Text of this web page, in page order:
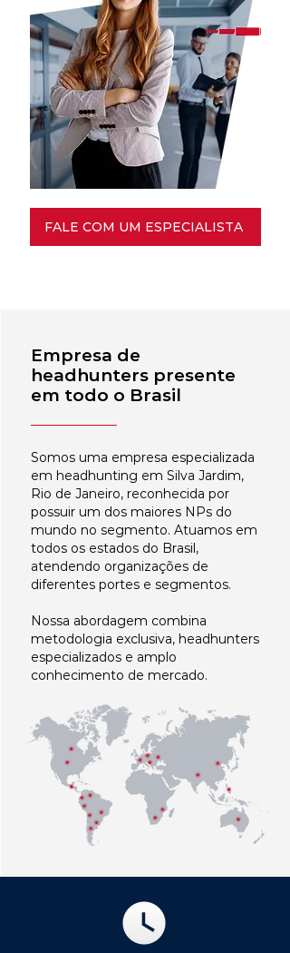
FALE COM UM ESPECIALISTA
Empresa de
headhunters presente
em todo o Brasil
Somos uma empresa especializada
em headhunting em Silva Jardim,
Rio de Janeiro, reconhecida por
possuir um dos maiores NPs do
mundo no segmento. Atuamos em
todos os estados do Brasil,
atendendo organizações de
diferentes portes e segmentos.
Nossa abordagem combina
metodologia exclusiva, headhunters
especializados e amplo
conhecimento de mercado.